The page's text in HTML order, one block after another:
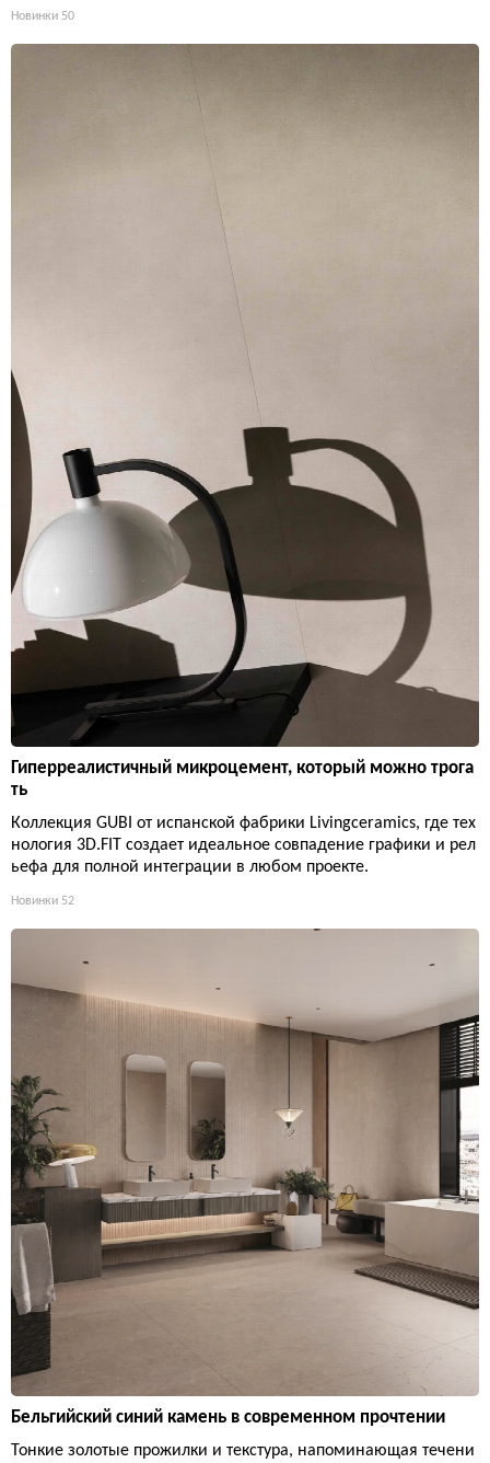
Новинки 50
Гиперреалистичный микроцемент, который можно трога
ть
Коллекция GUBI от испанской фабрики Livingceramics, где тех
нология 3D.FIT создает идеальное совпадение графики и рел
ьефа для полной интеграции в любом проекте.
Новинки 52
Бельгийский синий камень в современном прочтении
Тонкие золотые прожилки и текстура, напоминающая течени